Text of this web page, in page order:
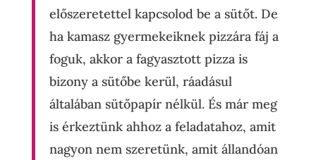
előszeretettel kapcsolod be a sütőt. De
ha kamasz gyermekeiknek pizzára fáj a
foguk, akkor a fagyasztott pizza is
bizony a sütőbe kerül, ráadásul
általában sütőpapír nélkül. És már meg
is érkeztünk ahhoz a feladatahoz, amit
nagyon nem szeretünk, amit állandóan